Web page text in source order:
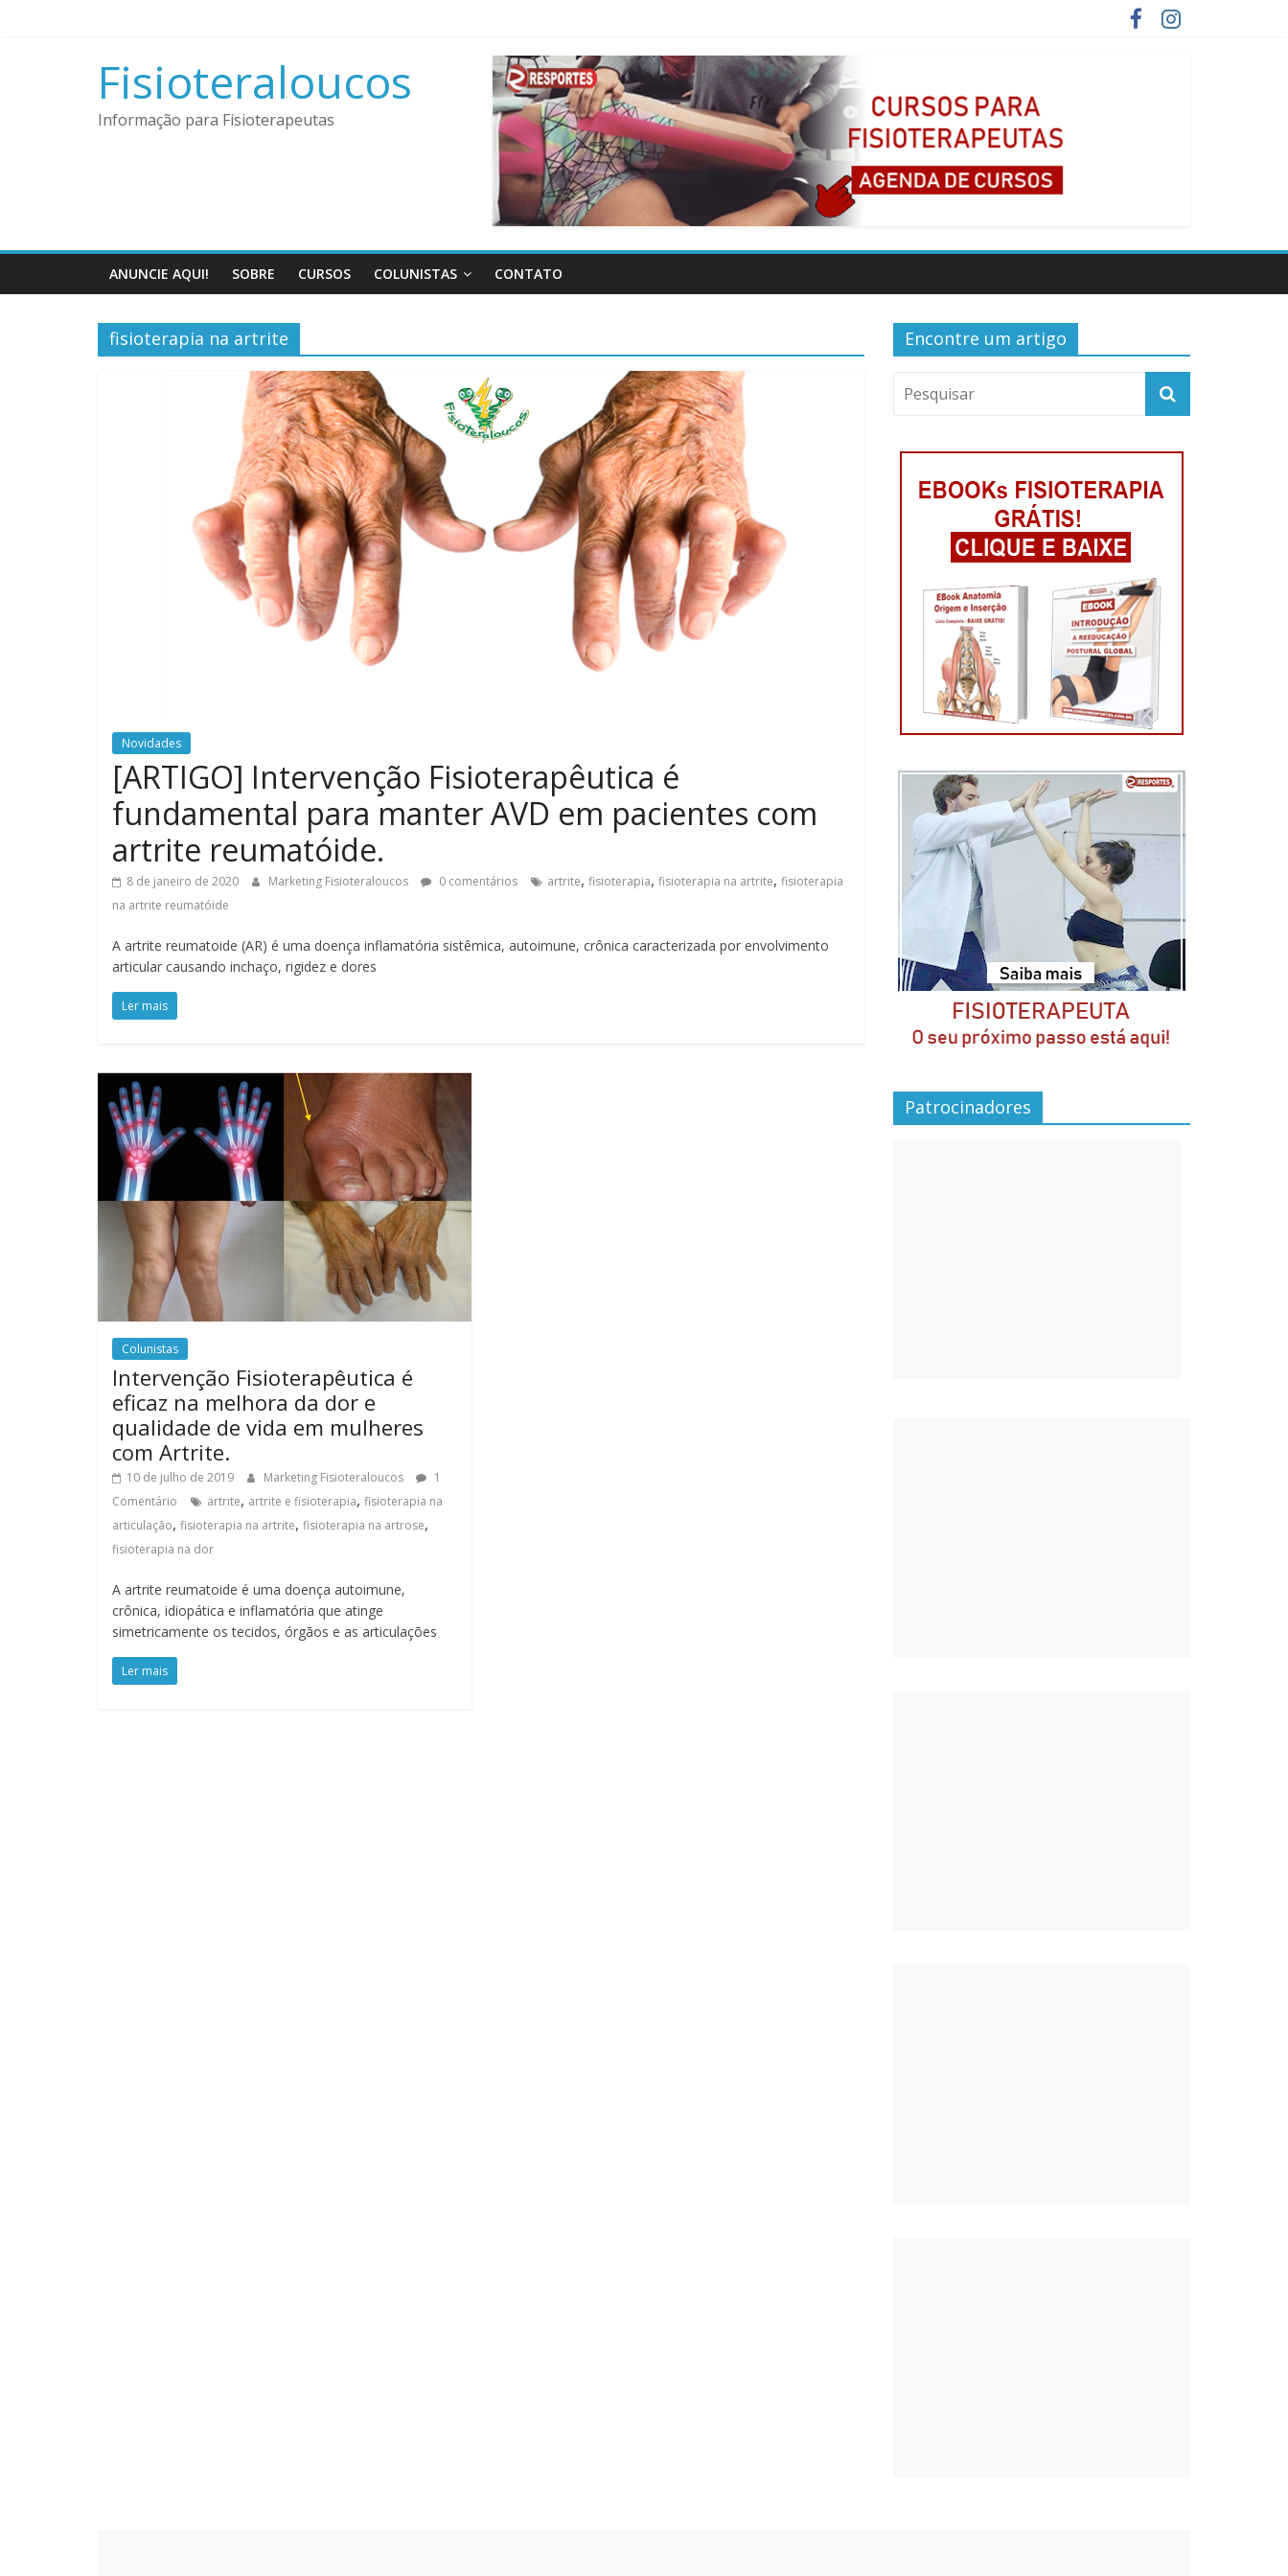
Fisioteraloucos
Informação para Fisioterapeutas
ANUNCIE AQUI! SOBRE CURSOS COLUNISTAS CONTATO
fisioterapia na artrite
Novidades
[ARTIGO] Intervenção Fisioterapêutica é
fundamental para manter AVD em pacientes com
artrite reumatóide.
8 de janeiro de 2020 Marketing Fisioteraloucos 0 comentários artrite, fisioterapia, fisioterapia na artrite, fisioterapia
na artrite reumatóide
A artrite reumatoide (AR) é uma doença inflamatória sistêmica, autoimune, crônica caracterizada por envolvimento
articular causando inchaço, rigidez e dores
Ler mais
Colunistas
Intervenção Fisioterapêutica é
eficaz na melhora da dor e
qualidade de vida em mulheres
com Artrite.
10 de julho de 2019 Marketing Fisioteraloucos
1
Comentário
artrite, artrite e fisioterapia, fisioterapia na
articulação, fisioterapia na artrite, fisioterapia na artrose,
fisioterapia na dor
A artrite reumatoide é uma doença autoimune,
crônica, idiopática e inflamatória que atinge
simetricamente os tecidos, órgãos e as articulações
Ler mais
Encontre um artigo
Patrocinadores